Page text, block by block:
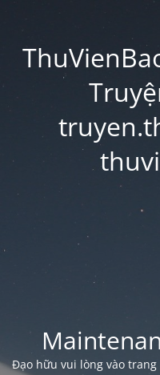
Đạo hữu vui lòng vào